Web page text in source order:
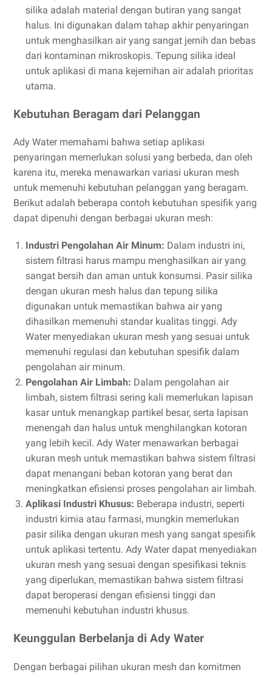
silika adalah material dengan butiran yang sangat
halus. Ini digunakan dalam tahap akhir penyaringan
untuk menghasilkan air yang sangat jernih dan bebas
dari kontaminan mikroskopis. Tepung silika ideal
untuk aplikasi di mana kejernihan air adalah prioritas
utama.
Kebutuhan Beragam dari Pelanggan
Ady Water memahami bahwa setiap aplikasi
penyaringan memerlukan solusi yang berbeda, dan oleh
karena itu, mereka menawarkan variasi ukuran mesh
untuk memenuhi kebutuhan pelanggan yang beragam.
Berikut adalah beberapa contoh kebutuhan spesifik yang
dapat dipenuhi dengan berbagai ukuran mesh:
Industri Pengolahan Air Minum: Dalam industri ini,
sistem filtrasi harus mampu menghasilkan air yang
sangat bersih dan aman untuk konsumsi. Pasir silika
dengan ukuran mesh halus dan tepung silika
digunakan untuk memastikan bahwa air yang
dihasilkan memenuhi standar kualitas tinggi. Ady
Water menyediakan ukuran mesh yang sesuai untuk
memenuhi regulasi dan kebutuhan spesifik dalam
pengolahan air minum.
Pengolahan Air Limbah: Dalam pengolahan air
limbah, sistem filtrasi sering kali memerlukan lapisan
kasar untuk menangkap partikel besar, serta lapisan
menengah dan halus untuk menghilangkan kotoran
yang lebih kecil. Ady Water menawarkan berbagai
ukuran mesh untuk memastikan bahwa sistem filtrasi
dapat menangani beban kotoran yang berat dan
meningkatkan efisiensi proses pengolahan air limbah.
Aplikasi Industri Khusus: Beberapa industri, seperti
industri kimia atau farmasi, mungkin memerlukan
pasir silika dengan ukuran mesh yang sangat spesifik
untuk aplikasi tertentu. Ady Water dapat menyediakan
ukuran mesh yang sesuai dengan spesifikasi teknis
yang diperlukan, memastikan bahwa sistem filtrasi
dapat beroperasi dengan efisiensi tinggi dan
memenuhi kebutuhan industri khusus.
Keunggulan Berbelanja di Ady Water
Dengan berbagai pilihan ukuran mesh dan komitmen